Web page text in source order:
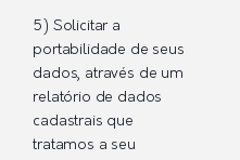
5) Solicitar a
portabilidade de seus
dados, através de um
relatório de dados
cadastrais que
tratamos a seu